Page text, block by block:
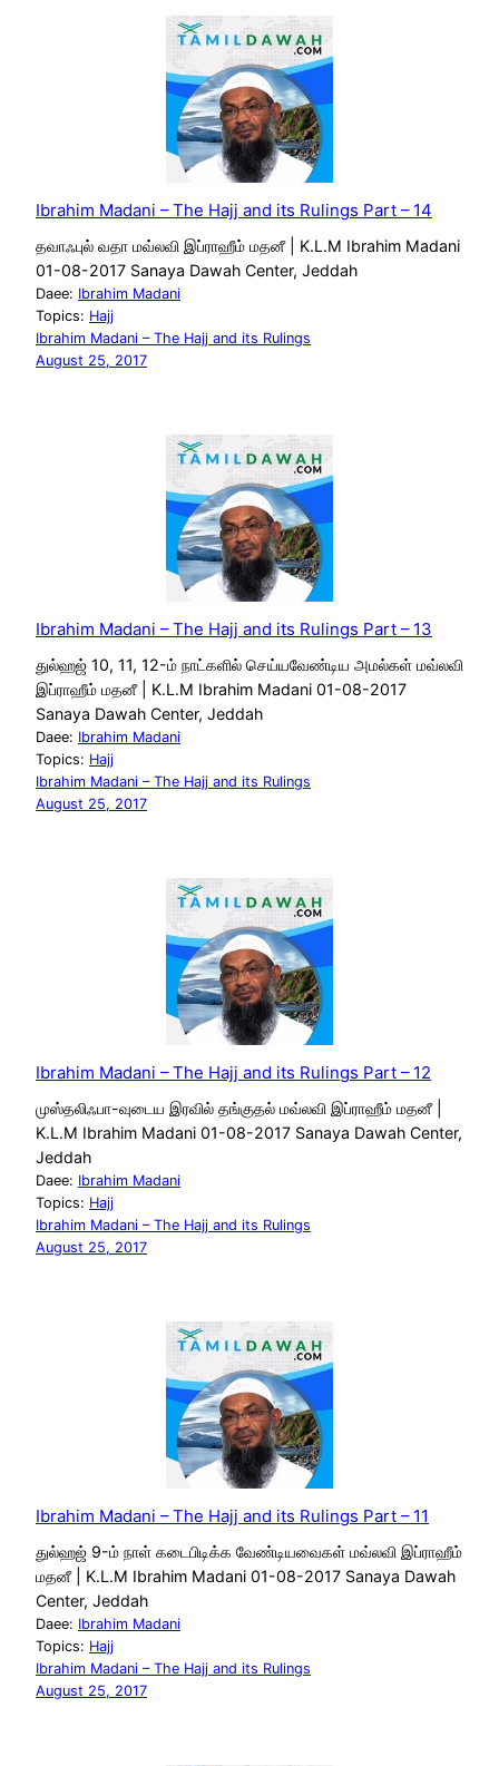
Ibrahim Madani – The Hajj and its Rulings Part – 14
தவாஃபுல் வதா மவ்லவி இப்ராஹீம் மதனீ | K.L.M Ibrahim Madani
01-08-2017 Sanaya Dawah Center, Jeddah
Daee: Ibrahim Madani
Topics: Hajj
Ibrahim Madani – The Hajj and its Rulings
August 25, 2017
Ibrahim Madani – The Hajj and its Rulings Part – 13
துல்ஹஜ் 10, 11, 12-ம் நாட்களில் செய்யவேண்டிய அமல்கள் மவ்லவி
இப்ராஹீம் மதனீ | K.L.M Ibrahim Madani 01-08-2017
Sanaya Dawah Center, Jeddah
Daee: Ibrahim Madani
Topics: Hajj
Ibrahim Madani – The Hajj and its Rulings
August 25, 2017
Ibrahim Madani – The Hajj and its Rulings Part – 12
முஸ்தலிஃபா-வுடைய இரவில் தங்குதல் மவ்லவி இப்ராஹீம் மதனீ |
K.L.M Ibrahim Madani 01-08-2017 Sanaya Dawah Center,
Jeddah
Daee: Ibrahim Madani
Topics: Hajj
Ibrahim Madani – The Hajj and its Rulings
August 25, 2017
Ibrahim Madani – The Hajj and its Rulings Part – 11
துல்ஹஜ் 9-ம் நாள் கடைபிடிக்க வேண்டியவைகள் மவ்லவி இப்ராஹீம்
மதனீ | K.L.M Ibrahim Madani 01-08-2017 Sanaya Dawah
Center, Jeddah
Daee: Ibrahim Madani
Topics: Hajj
Ibrahim Madani – The Hajj and its Rulings
August 25, 2017